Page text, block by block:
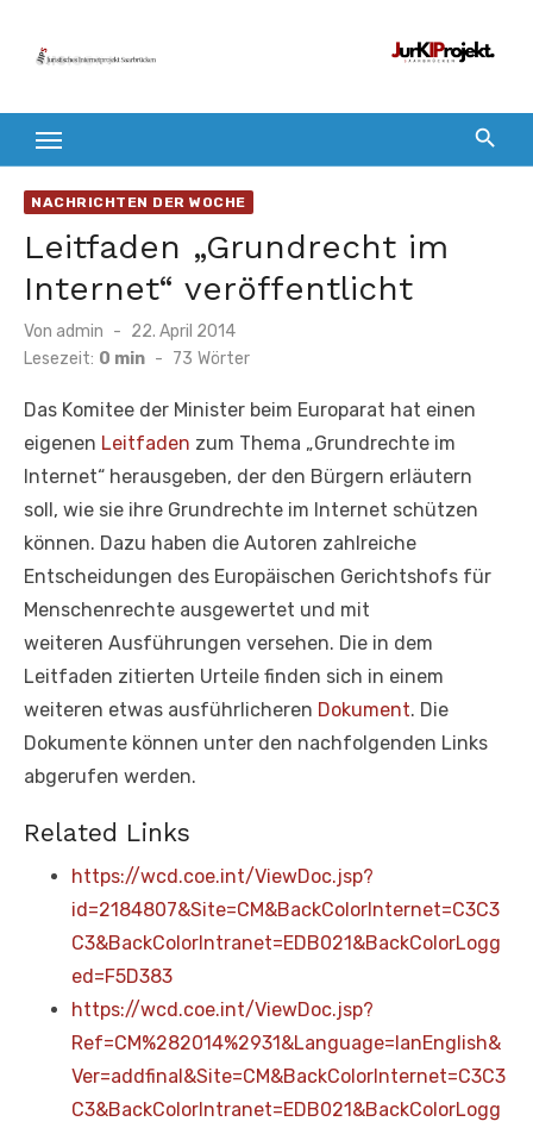
Inhalt
NACHRICHTEN DER WOCHE
Leitfaden „Grundrecht im
Internet“ veröffentlicht
Von admin
Veröffentlicht
am
22. April 2014
Lesezeit: 0 min - 73 Wörter
Das Komitee der Minister beim Europarat hat einen
eigenen Leitfaden zum Thema „Grundrechte im
Internet“ herausgeben, der den Bürgern erläutern
soll, wie sie ihre Grundrechte im Internet schützen
können. Dazu haben die Autoren zahlreiche
Entscheidungen des Europäischen Gerichtshofs für
Menschenrechte ausgewertet und mit
weiteren Ausführungen versehen. Die in dem
Leitfaden zitierten Urteile finden sich in einem
weiteren etwas ausführlicheren Dokument. Die
Dokumente können unter den nachfolgenden Links
abgerufen werden.
Related Links
https://wcd.coe.int/ViewDoc.jsp?
id=2184807&Site=CM&BackColorInternet=C3C3
C3&BackColorIntranet=EDB021&BackColorLogg
ed=F5D383
https://wcd.coe.int/ViewDoc.jsp?
Ref=CM%282014%2931&Language=lanEnglish&
Ver=addfinal&Site=CM&BackColorInternet=C3C3
C3&BackColorIntranet=EDB021&BackColorLogg